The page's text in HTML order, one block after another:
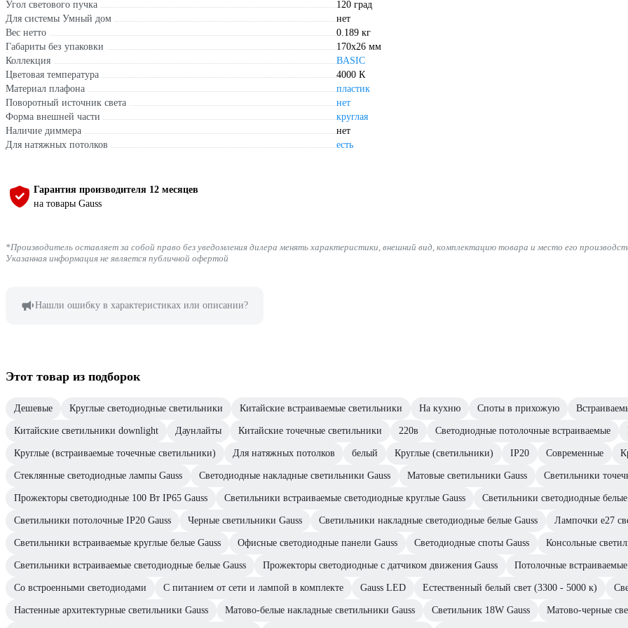
Угол светового пучка
120 град
Для системы Умный дом
нет
Вес нетто
0.189 кг
Габариты без упаковки
170x26 мм
Коллекция
BASIC
Цветовая температура
4000 К
Материал плафона
пластик
Поворотный источник света
нет
Форма внешней части
круглая
Наличие диммера
нет
Для натяжных потолков
есть
Гарантия производителя 12 месяцев
на товары Gauss
*Производитель оставляет за собой право без уведомления дилера менять характеристики, внешний вид, комплектацию товара и место его
Указанная информация не является публичной офертой
Нашли ошибку в характеристиках или описании?
Этот товар из подборок
Дешевые Круглые светодиодные светильники Китайские встраиваемые светильники На кухню Споты в прихожую
Китайские светильники downlight Даунлайты Китайские точечные светильники 220в Светодиодные потолочные встраиваемые
Круглые (встраиваемые точечные светильники) Для натяжных потолков белый Круглые (светильники) IP20 Современные
Стеклянные светодиодные лампы Gauss Светодиодные накладные светильники Gauss Матовые светильники Gauss Светильники
Прожекторы светодиодные 100 Вт IP65 Gauss Светильники встраиваемые светодиодные круглые Gauss Светильники светодиодные белые
Светильники потолочные IP20 Gauss Черные светильники Gauss Светильники накладные светодиодные белые Gauss Лампочки е27
Светильники встраиваемые круглые белые Gauss Офисные светодиодные панели Gauss Светодиодные споты Gauss Консольные
Светильники встраиваемые светодиодные белые Gauss Прожекторы светодиодные с датчиком движения Gauss Потолочные
Со встроенными светодиодами С питанием от сети и лампой в комплекте Gauss LED Естественный белый свет (3300 - 5000 к)
Настенные архитектурные светильники Gauss Матово-белые накладные светильники Gauss Светильник 18W Gauss Матово-черные